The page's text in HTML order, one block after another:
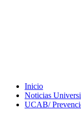
Inicio
Noticias
UCAB/